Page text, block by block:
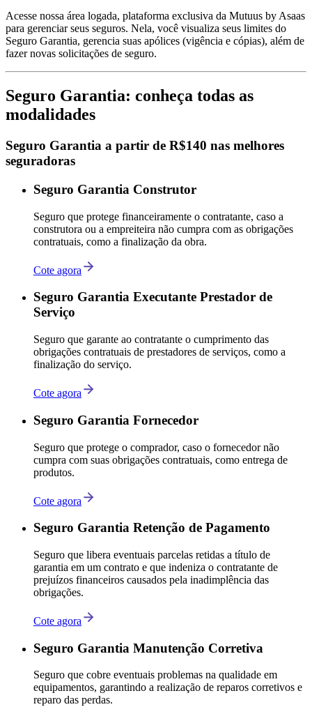
Acesse nossa área logada, plataforma exclusiva da Mutuus by Asaas
para gerenciar seus seguros. Nela, você visualiza seus limites do
Seguro Garantia, gerencia suas apólices (vigência e cópias), além de
fazer novas solicitações de seguro.
Seguro Garantia: conheça todas as
modalidades
Seguro Garantia a partir de R$140 nas melhores
seguradoras
Seguro Garantia Construtor
Seguro que protege financeiramente o contratante, caso a
construtora ou a empreiteira não cumpra com as obrigações
contratuais, como a finalização da obra.
Cote agora
Seguro Garantia Executante Prestador de
Serviço
Seguro que garante ao contratante o cumprimento das
obrigações contratuais de prestadores de serviços, como a
finalização do serviço.
Cote agora
Seguro Garantia Fornecedor
Seguro que protege o comprador, caso o fornecedor não
cumpra com suas obrigações contratuais, como entrega de
produtos.
Cote agora
Seguro Garantia Retenção de Pagamento
Seguro que libera eventuais parcelas retidas a título de
garantia em um contrato e que indeniza o contratante de
prejuízos financeiros causados pela inadimplência das
obrigações.
Cote agora
Seguro Garantia Manutenção Corretiva
Seguro que cobre eventuais problemas na qualidade em
equipamentos, garantindo a realização de reparos corretivos e
reparo das perdas.